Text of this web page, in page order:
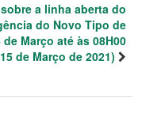
a linha aberta do
do Novo Tipo de
Março até às 08H00
de Março de 2021)